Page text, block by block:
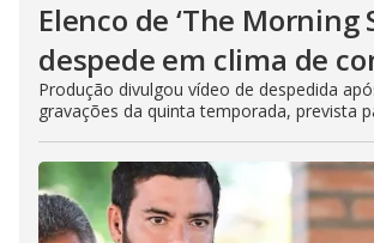
Elenco de ‘The Morning
despede em clima de
Produção divulgou vídeo de despedida
gravações da quinta temporada, prevista